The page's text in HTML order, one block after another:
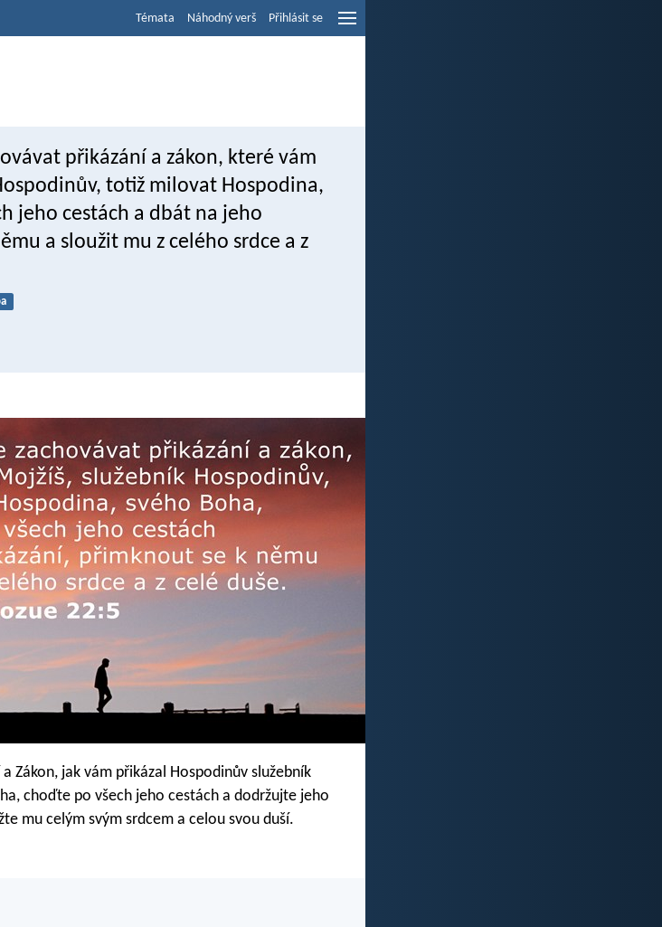
Témata Náhodný verš Přihlásit se
přikázání a zákon, které vám
totiž milovat Hospodina,
jeho cestách a dbát na jeho
a sloužit mu z celého srdce a z
Zákon, jak vám přikázal Hospodinův služebník
choďte po všech jeho cestách a dodržujte jeho
mu celým svým srdcem a celou svou duší.